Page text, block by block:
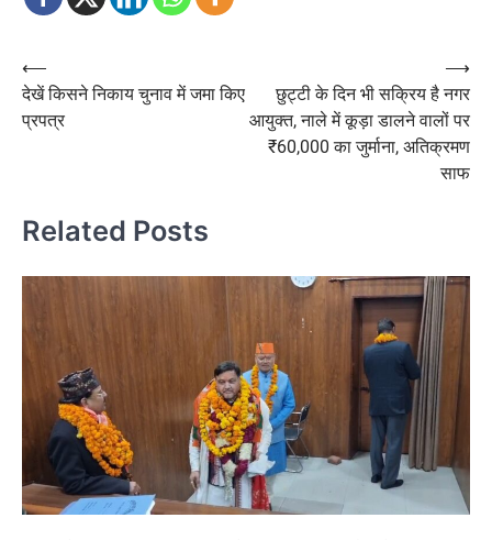
Post
navigation
⟵
देखें किसने निकाय चुनाव में जमा किए
प्रपत्र
छुट्टी के दिन भी सक्रिय है नगर
आयुक्त, नाले में कूड़ा डालने वालों पर
₹60,000 का जुर्माना, अतिक्रमण
साफ
⟶
Related Posts